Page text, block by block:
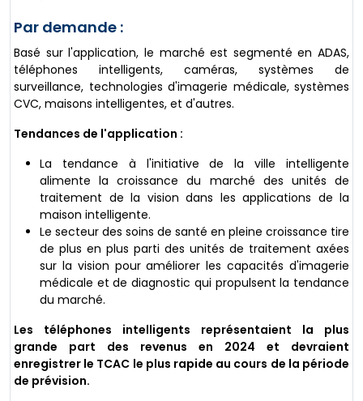
Par demande :
Basé sur l'application, le marché est segmenté en ADAS,
téléphones intelligents, caméras, systèmes de
surveillance, technologies d'imagerie médicale, systèmes
CVC, maisons intelligentes, et d'autres.
Tendances de l'application :
La tendance à l'initiative de la ville intelligente
alimente la croissance du marché des unités de
traitement de la vision dans les applications de la
maison intelligente.
Le secteur des soins de santé en pleine croissance tire
de plus en plus parti des unités de traitement axées
sur la vision pour améliorer les capacités d'imagerie
médicale et de diagnostic qui propulsent la tendance
du marché.
Les téléphones intelligents représentaient la plus
grande part des revenus en 2024 et devraient
enregistrer le TCAC le plus rapide au cours de la période
de prévision.